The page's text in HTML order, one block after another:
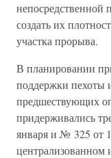
непосредственной
создать их
участка прорыва.
В планировании
поддержки пехоты
предшествующих
придерживались
января и № 325 от
централизованном